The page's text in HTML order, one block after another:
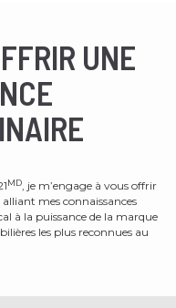
UNE
MD, je m’engage à vous offrir
mes connaissances
à la puissance de la marque
les plus reconnues au